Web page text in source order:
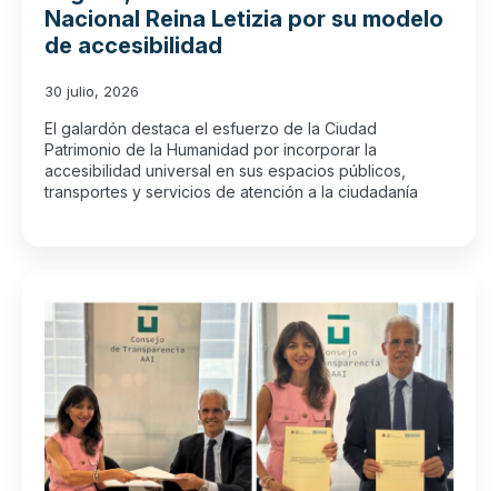
Nacional Reina Letizia por su modelo
de accesibilidad
30 julio, 2026
El galardón destaca el esfuerzo de la Ciudad
Patrimonio de la Humanidad por incorporar la
accesibilidad universal en sus espacios públicos,
transportes y servicios de atención a la ciudadanía